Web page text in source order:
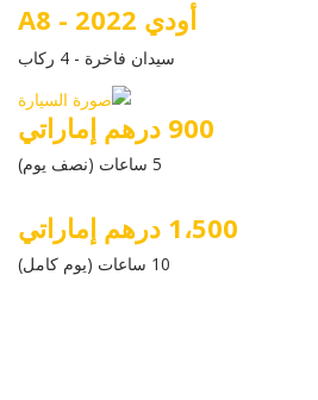
أودي A8 - 2022
سيدان فاخرة - 4 ركاب
900 درهم إماراتي
5 ساعات (نصف يوم)
1،500 درهم إماراتي
10 ساعات (يوم كامل)